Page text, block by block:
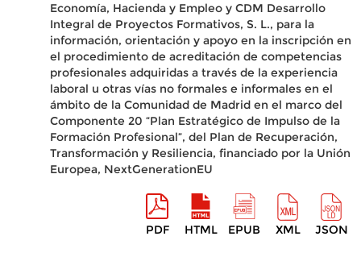
Economía, Hacienda y Empleo y CDM Desarrollo
Integral de Proyectos Formativos, S. L., para la
información, orientación y apoyo en la inscripción en
el procedimiento de acreditación de competencias
profesionales adquiridas a través de la experiencia
laboral u otras vías no formales e informales en el
ámbito de la Comunidad de Madrid en el marco del
Componente 20 “Plan Estratégico de Impulso de la
Formación Profesional”, del Plan de Recuperación,
Transformación y Resiliencia, financiado por la Unión
Europea, NextGenerationEU
PDF HTML EPUB XML JSON